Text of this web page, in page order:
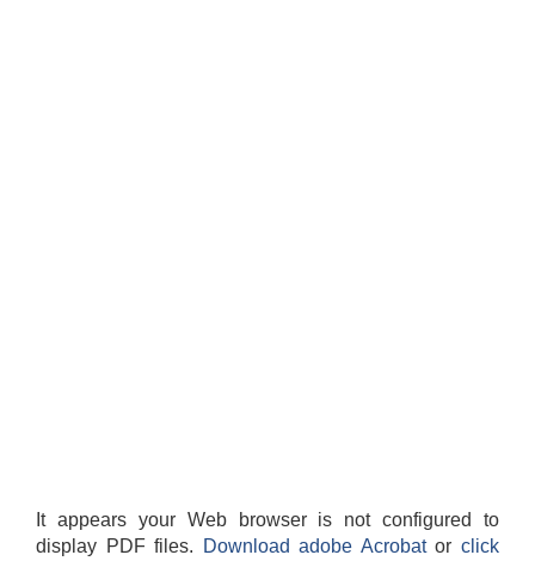
It appears your Web browser is not configured to
display PDF files.
Download adobe Acrobatorclick